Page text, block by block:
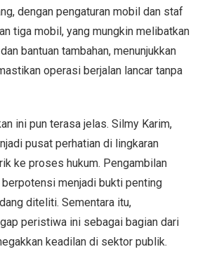
dengan pengaturan mobil dan staf
tiga mobil, yang mungkin melibatkan
bantuan tambahan, menunjukkan
operasi berjalan lancar tanpa
ini pun terasa jelas. Silmy Karim,
pusat perhatian di lingkaran
ke proses hukum. Pengambilan
berpotensi menjadi bukti penting
diteliti. Sementara itu,
peristiwa ini sebagai bagian dari
keadilan di sektor publik.